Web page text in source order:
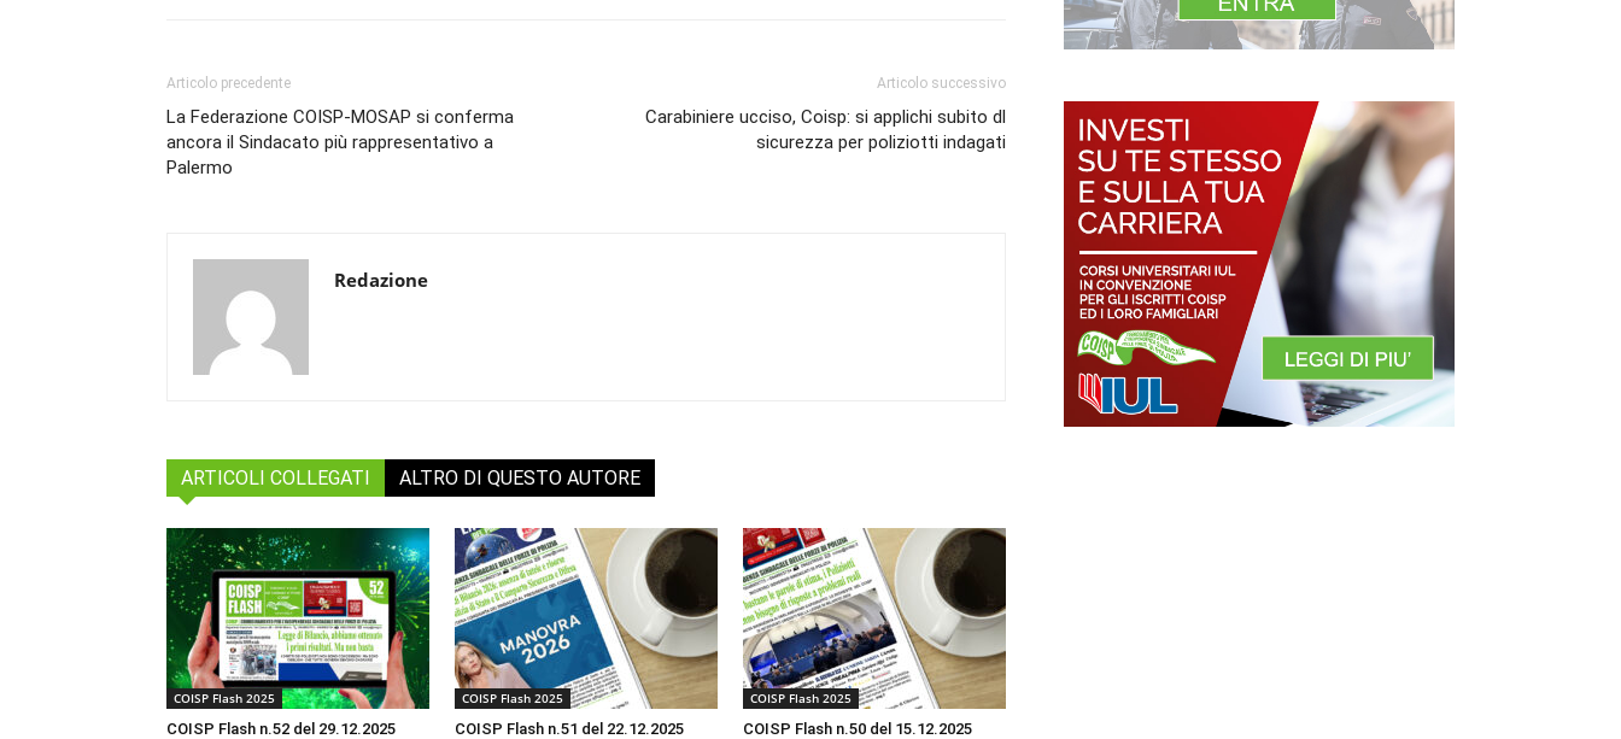
Articolo precedente
La Federazione COISP-MOSAP si conferma
ancora il Sindacato più rappresentativo a
Palermo
Articolo successivo
Carabiniere ucciso, Coisp: si applichi subito dl
sicurezza per poliziotti indagati
Redazione
ARTICOLI COLLEGATI ALTRO DI QUESTO AUTORE
COISP Flash 2025
COISP Flash n.52 del 29.12.2025
COISP Flash 2025
COISP Flash n.51 del 22.12.2025
COISP Flash 2025
COISP Flash n.50 del 15.12.2025